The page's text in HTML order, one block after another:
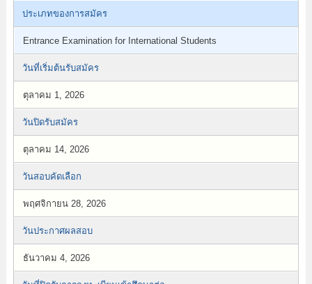
ประเภทของการสมัคร
Entrance Examination for International Students
วันที่เริ่มต้นรับสมัคร
ตุลาคม 1, 2026
วันปิดรับสมัคร
ตุลาคม 14, 2026
วันสอบคัดเลือก
พฤศจิกายน 28, 2026
วันประกาศผลสอบ
ธันวาคม 4, 2026